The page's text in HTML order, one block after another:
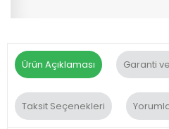
Ürün Açıklaması Garanti
Taksit Seçenekleri